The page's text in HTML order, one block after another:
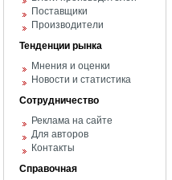
Поставщики
Производители
Тенденции рынка
Мнения и оценки
Новости и статистика
Сотрудничество
Реклама на сайте
Для авторов
Контакты
Справочная